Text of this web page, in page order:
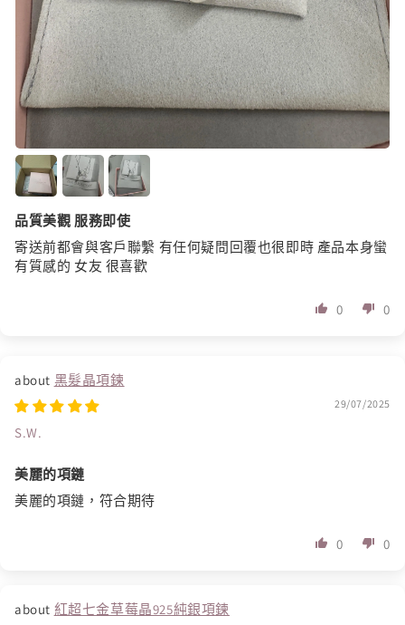
品質美觀 服務即使
寄送前都會與客戶聯繫 有任何疑問回覆也很即時 產品本身蠻
有質感的 女友 很喜歡
0 0
黑髮晶項鍊
29/07/2025
S.W.
美麗的項鏈
美麗的項鏈，符合期待
0 0
紅超七金草莓晶925純銀項鍊